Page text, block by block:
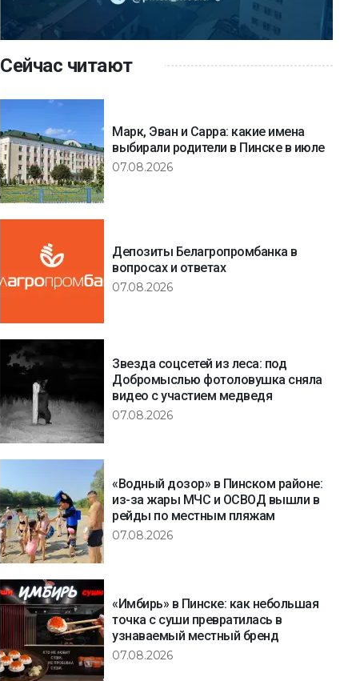
Сейчас читают
Марк, Эван и Сарра: какие имена
выбирали родители в Пинске в июле
07.08.2026
Депозиты Белагропромбанка в
вопросах и ответах
07.08.2026
Звезда соцсетей из леса: под
Добромыслью фотоловушка сняла
видео с участием медведя
07.08.2026
«Водный дозор» в Пинском районе:
из-за жары МЧС и ОСВОД вышли в
рейды по местным пляжам
07.08.2026
«Имбирь» в Пинске: как небольшая
точка с суши превратилась в
узнаваемый местный бренд
07.08.2026